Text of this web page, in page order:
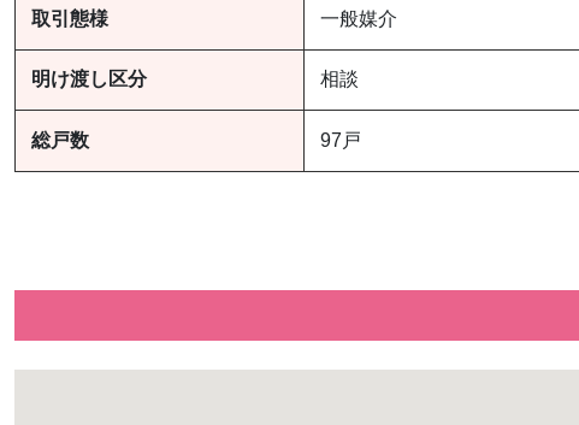
取引態様 一般媒介
明け渡し区分 相談
総戸数 97戸